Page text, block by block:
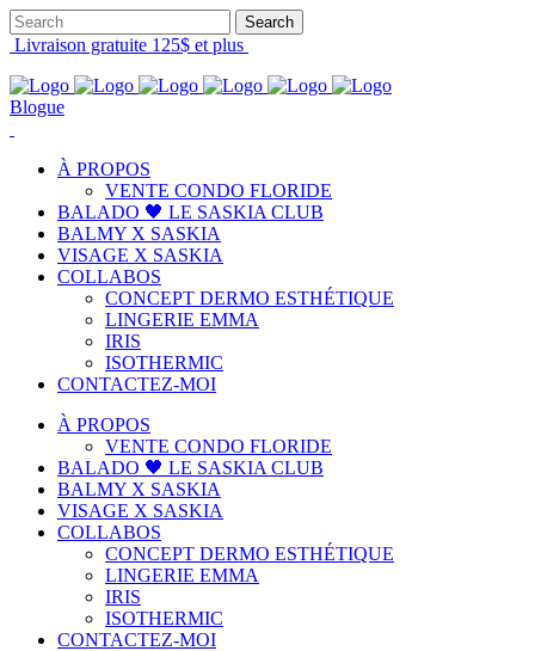
Livraison gratuite 125$ et plus
Blogue
À PROPOS
VENTE CONDO FLORIDE
BALADO 🖤 LE SASKIA CLUB
BALMY X SASKIA
VISAGE X SASKIA
COLLABOS
CONCEPT DERMO ESTHÉTIQUE
LINGERIE EMMA
IRIS
ISOTHERMIC
CONTACTEZ-MOI
À PROPOS
VENTE CONDO FLORIDE
BALADO 🖤 LE SASKIA CLUB
BALMY X SASKIA
VISAGE X SASKIA
COLLABOS
CONCEPT DERMO ESTHÉTIQUE
LINGERIE EMMA
IRIS
ISOTHERMIC
CONTACTEZ-MOI